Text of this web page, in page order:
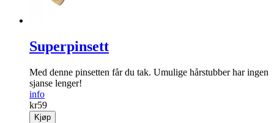
Superpinsett
Med denne pinsetten får du tak. Umulige hårstubber har ingen
sjanse lenger!
info
kr59
Kjøp